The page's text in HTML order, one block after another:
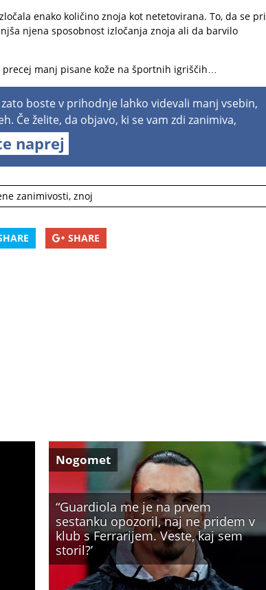
enako količino znoja kot netetovirana. To, da se pri
njena sposobnost izločanja znoja ali da barvilo
manj pisane kože na športnih igriščih…
zato boste v prihodnje lahko videvali manj vsebin,
Če želite, da objavo, ki se vam zdi zanimiva,
naprej
zanimivosti, znoj
SHARE
“Guardiola me je na prvem
sestanku opozoril, naj ne pridem v
klub s Ferrarijem. Veste, kaj sem
storil?’
Nogomet